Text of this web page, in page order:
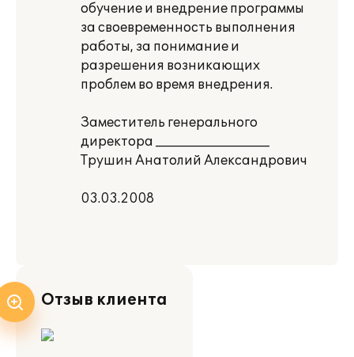
обучение и внедрение программы
за своевременность выполнения
работы, за понимание и
разрешения возникающих
проблем во время внедрения.
Заместитель генерального
директора __________________
Трушин Анатолий Александрович
03.03.2008
Отзыв клиента